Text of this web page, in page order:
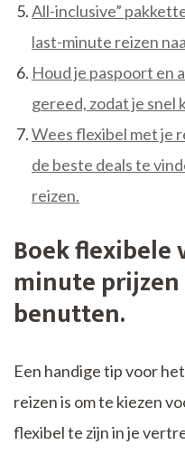
All-inclusive”
last-minute reizen
Houd je paspoort en
gereed, zodat je snel
Wees flexibel met je
de beste deals te
reizen.
Boek flexibele
minute
benutten.
Een handige tip voor
reizen is om te kiezen
flexibel te zijn in je